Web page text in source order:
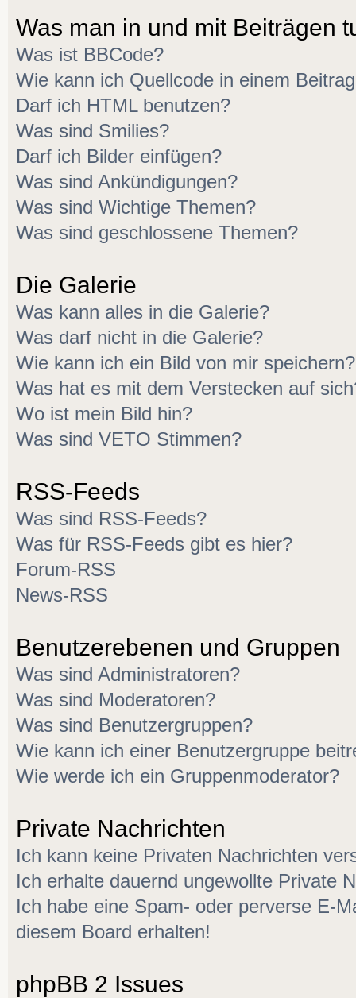
Was man in und mit Beiträgen
Was ist BBCode?
Wie kann ich Quellcode in einem
Darf ich HTML benutzen?
Was sind Smilies?
Darf ich Bilder einfügen?
Was sind Ankündigungen?
Was sind Wichtige Themen?
Was sind geschlossene Themen?
Die Galerie
Was kann alles in die Galerie?
Was darf nicht in die Galerie?
Wie kann ich ein Bild von mir speichern?
Was hat es mit dem Verstecken auf
Wo ist mein Bild hin?
Was sind VETO Stimmen?
RSS-Feeds
Was sind RSS-Feeds?
Was für RSS-Feeds gibt es hier?
Forum-RSS
News-RSS
Benutzerebenen und Gruppen
Was sind Administratoren?
Was sind Moderatoren?
Was sind Benutzergruppen?
Wie kann ich einer Benutzergruppe
Wie werde ich ein Gruppenmoderator?
Private Nachrichten
Ich kann keine Privaten Nachrichten
Ich erhalte dauernd ungewollte Private
Ich habe eine Spam- oder perverse E-
diesem Board erhalten!
phpBB 2 Issues